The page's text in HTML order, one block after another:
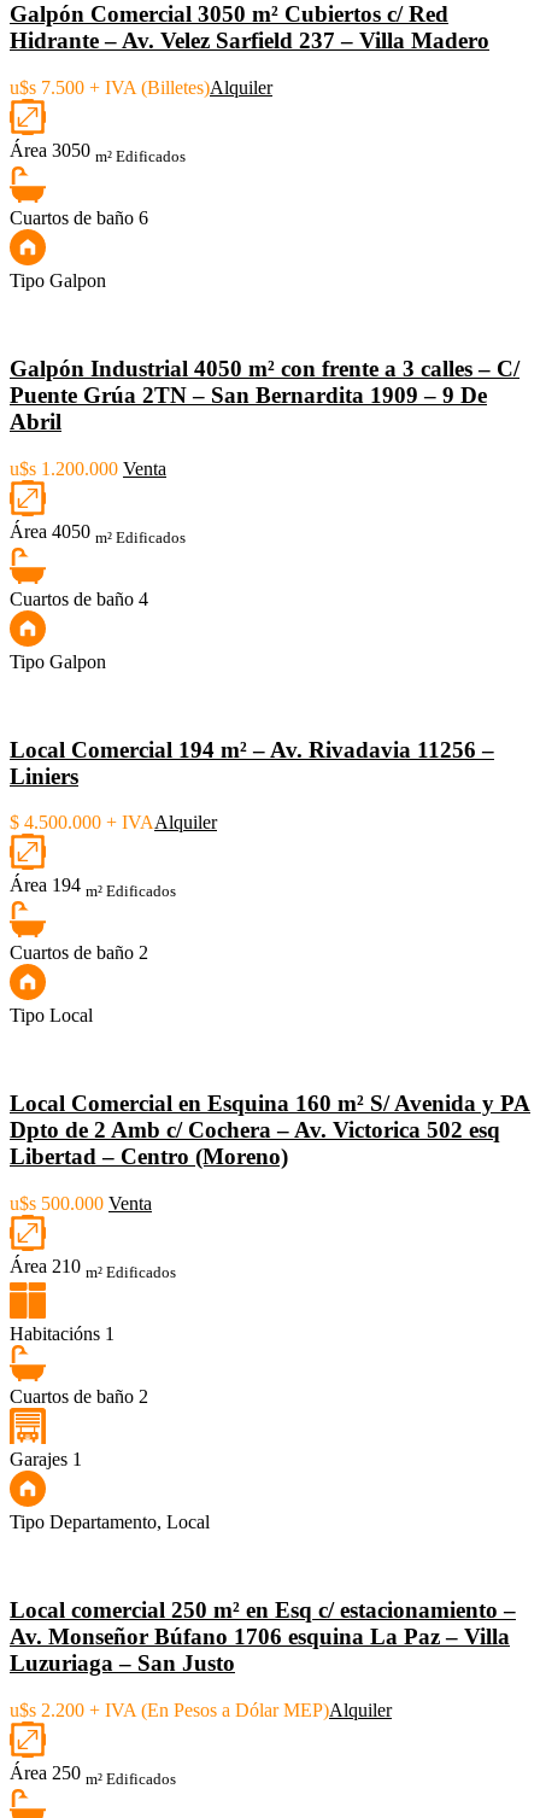
Galpón Comercial 3050 m² Cubiertos c/ Red
Hidrante – Av. Velez Sarfield 237 – Villa Madero
u$s 7.500 + IVA (Billetes)Alquiler
Área 3050 m² Edificados
Cuartos de baño 6
Tipo Galpon
Galpón Industrial 4050 m² con frente a 3 calles – C/
Puente Grúa 2TN – San Bernardita 1909 – 9 De
Abril
u$s 1.200.000 Venta
Área 4050 m² Edificados
Cuartos de baño 4
Tipo Galpon
Local Comercial 194 m² – Av. Rivadavia 11256 –
Liniers
$ 4.500.000 + IVAAlquiler
Área 194 m² Edificados
Cuartos de baño 2
Tipo Local
Local Comercial en Esquina 160 m² S/ Avenida y PA
Dpto de 2 Amb c/ Cochera – Av. Victorica 502 esq
Libertad – Centro (Moreno)
u$s 500.000 Venta
Área 210 m² Edificados
Habitacións 1
Cuartos de baño 2
Garajes 1
Tipo Departamento, Local
Local comercial 250 m² en Esq c/ estacionamiento –
Av. Monseñor Búfano 1706 esquina La Paz – Villa
Luzuriaga – San Justo
u$s 2.200 + IVA (En Pesos a Dólar MEP)Alquiler
Área 250 m² Edificados